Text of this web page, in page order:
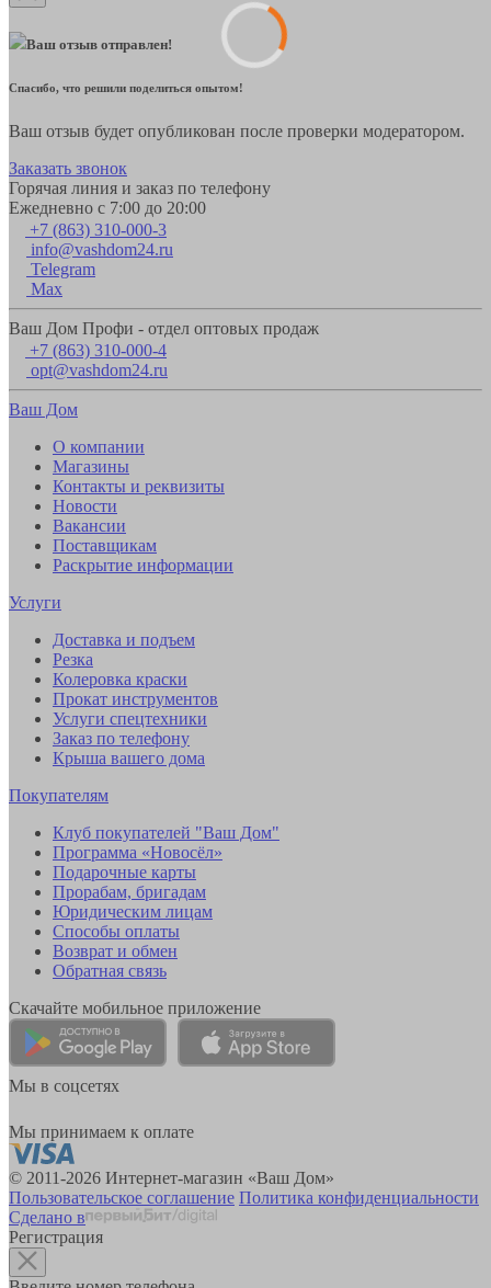
Ваш отзыв отправлен!
Спасибо, что решили поделиться опытом!
Ваш отзыв будет опубликован после проверки модератором.
Заказать звонок
Горячая линия и заказ по телефону
Ежедневно с 7:00 до 20:00
+7 (863) 310-000-3
info@vashdom24.ru
Telegram
Max
Ваш Дом Профи - отдел оптовых продаж
+7 (863) 310-000-4
opt@vashdom24.ru
Ваш Дом
О компании
Магазины
Контакты и реквизиты
Новости
Вакансии
Поставщикам
Раскрытие информации
Услуги
Доставка и подъем
Резка
Колеровка краски
Прокат инструментов
Услуги спецтехники
Заказ по телефону
Крыша вашего дома
Покупателям
Клуб покупателей "Ваш Дом"
Программа «Новосёл»
Подарочные карты
Прорабам, бригадам
Юридическим лицам
Способы оплаты
Возврат и обмен
Обратная связь
Скачайте мобильное приложение
Мы в соцсетях
Мы принимаем к оплате
© 2011-2026 Интернет-магазин «Ваш Дом»
Пользовательское соглашение Политика конфиденциальности
Сделано в
Регистрация